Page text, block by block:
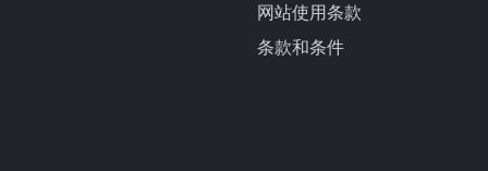
网站使用条款
条款和条件